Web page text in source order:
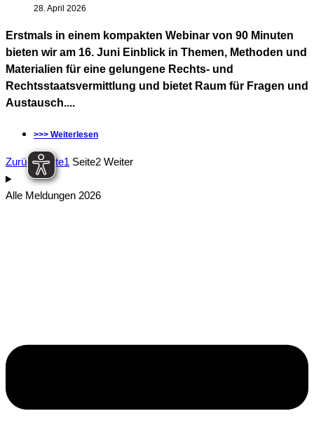
28. April 2026
Erstmals in einem kompakten Webinar von 90 Minuten
bieten wir am 16. Juni Einblick in Themen, Methoden und
Materialien für eine gelungene Rechts- und
Rechtsstaatsvermittlung und bietet Raum für Fragen und
Austausch....
>>> Weiterlesen
Zurück Seite1 Seite2 Weiter
Alle Meldungen 2026